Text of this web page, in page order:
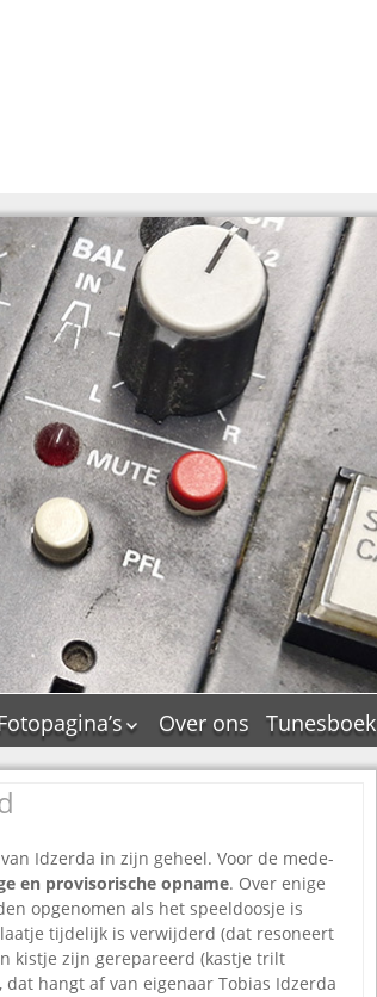
–
en hun
city
JAM in pictures
PAMS in pictures
Pepper & Tanner in
pictures
Top Format in
pictures
Dik Voormekaar in
Over ons Tunesboek
Idzerda in zijn geheel. Voor de mede-
en provisorische opname. Over enige
opgenomen als het speeldoosje is
tijdelijk is verwijderd (dat resoneert
kistje zijn gerepareerd (kastje trilt
hangt af van eigenaar Tobias Idzerda